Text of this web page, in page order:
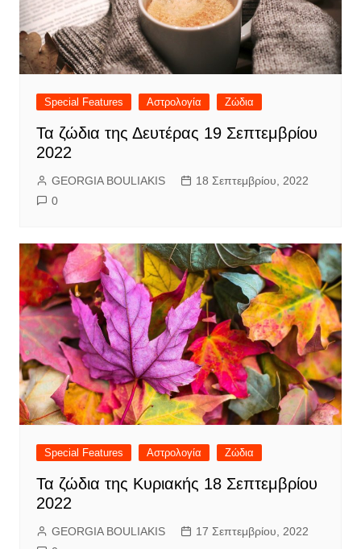
Special Features Αστρολογία Ζώδια
Τα ζώδια της Δευτέρας 19 Σεπτεμβρίου
2022
GEORGIA BOULIAKIS
18 Σεπτεμβρίου, 2022
0
Special Features Αστρολογία Ζώδια
Τα ζώδια της Κυριακής 18 Σεπτεμβρίου
2022
GEORGIA BOULIAKIS
17 Σεπτεμβρίου, 2022